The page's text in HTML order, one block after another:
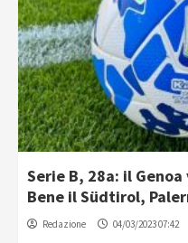
Serie B, 28a: il
Bene il Südtirol,
Redazione 04/03/2023 07:42